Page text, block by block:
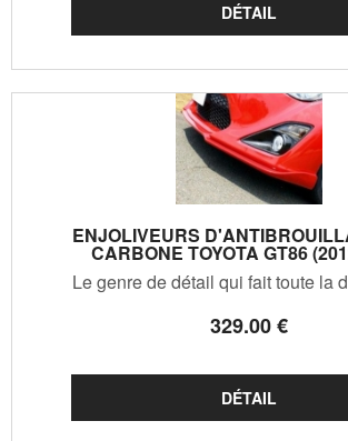
ENJOLIVEURS
CARBONE TOYOTA GT86
Le genre de détail qui fait toute la
329.00€